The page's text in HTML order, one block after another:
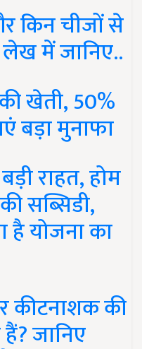
किन चीजों से
में जानिए..
खेती, 50%
बड़ा मुनाफा
राहत, होम
सब्सिडी,
है योजना का
कीटनाशक की
जानिए